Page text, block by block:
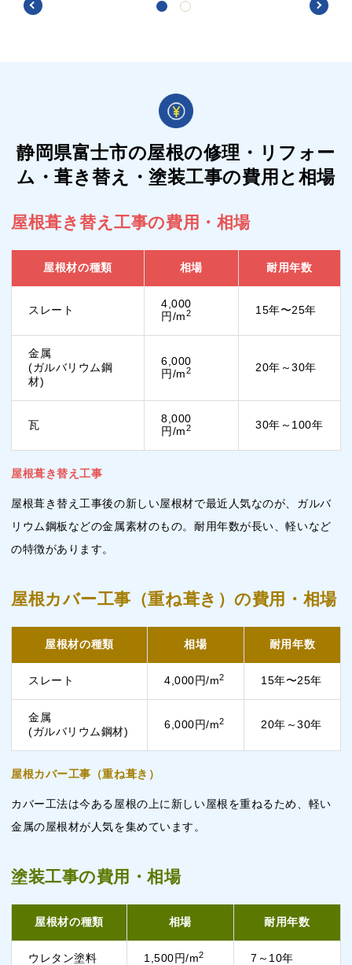
静岡県富士市の屋根の修理・リフォー
ム・葺き替え・塗装工事の費用と相場
屋根葺き替え工事の費用・相場
屋根材の種類 相場 耐用年数
スレート
4,000
円/m2 15年〜25年
金属
(ガルバリウム鋼
材)
6,000
円/m2 20年～30年
瓦
8,000
円/m2 30年～100年
屋根葺き替え工事
屋根葺き替え工事後の新しい屋根材で最近人気なのが、ガルバ
リウム鋼板などの金属素材のもの。耐用年数が長い、軽いなど
の特徴があります。
屋根カバー工事（重ね葺き）の費用・相場
屋根材の種類 相場 耐用年数
スレート 4,000円/m2 15年〜25年
金属
(ガルバリウム鋼材)
6,000円/m2 20年～30年
屋根カバー工事（重ね葺き）
カバー工法は今ある屋根の上に新しい屋根を重ねるため、軽い
金属の屋根材が人気を集めています。
塗装工事の費用・相場
屋根材の種類 相場 耐用年数
ウレタン塗料 1,500円/m2 7～10年